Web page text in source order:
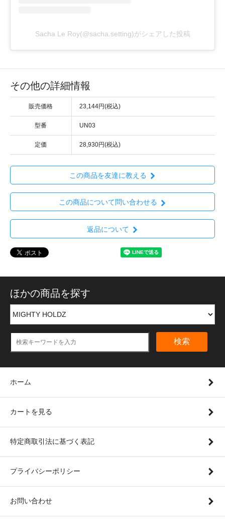
Sacha Le Roy(@sacha.setting)がシェアした投稿
その他の詳細情報
販売価格 23,144円(税込)
型番 UN03
定価 28,930円(税込)
この商品を友達に教える
この商品について問い合わせる
返品について
ほかの商品を探す
検索
ホーム
カートを見る
特定商取引法に基づく表記
プライバシーポリシー
お問い合わせ